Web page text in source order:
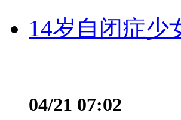
14岁自闭症少
04/21 07:02